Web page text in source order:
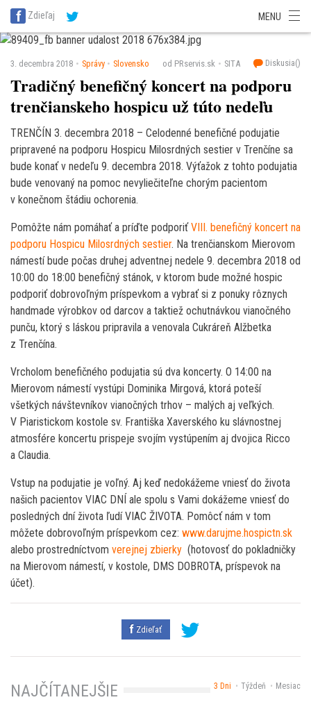
SITA Energetika
SITA Potravinárstvo
Zdieľaj MENU
3. decembra 2018 Správy Slovensko od PRservis.sk SITA Diskusia()
Tradičný benefičný koncert na podporu
trenčianskeho hospicu už túto nedeľu
TRENČÍN 3. decembra 2018 – Celodenné benefičné podujatie
pripravené na podporu Hospicu Milosrdných sestier v Trenčíne sa
bude konať v nedeľu 9. decembra 2018. Výťažok z tohto podujatia
bude venovaný na pomoc nevyliečiteľne chorým pacientom
v konečnom štádiu ochorenia.
Pomôžte nám pomáhať a príďte podporiťVIII. benefičný koncert na
podporu Hospicu Milosrdných sestier. Na trenčianskom Mierovom
námestí bude počas druhej adventnej nedele 9. decembra 2018 od
10:00 do 18:00 benefičný stánok, v ktorom bude možné hospic
podporiť dobrovoľným príspevkom a vybrať si z ponuky rôznych
handmade výrobkov od darcov a taktiež ochutnávkou vianočného
punču, ktorý s láskou pripravila a venovala Cukráreň Alžbetka
z Trenčína.
Vrcholom benefičného podujatia sú dva koncerty. O 14:00 na
Mierovom námestí vystúpi Dominika Mirgová, ktorá poteší
všetkých návštevníkov vianočných trhov – malých aj veľkých.
V Piaristickom kostole sv. Františka Xaverského ku slávnostnej
atmosfére koncertu prispeje svojím vystúpením aj dvojica Ricco
a Claudia.
Vstup na podujatie je voľný. Aj keď nedokážeme vniesť do života
našich pacientov VIAC DNÍ ale spolu s Vami dokážeme vniesť do
posledných dní života ľudí VIAC ŽIVOTA. Pomôcť nám v tom
môžete dobrovoľným príspevkom cez: www.darujme.hospictn.sk
alebo prostredníctvom verejnej zbierky (hotovosť do pokladničky
na Mierovom námestí, v kostole, DMS DOBROTA, príspevok na
účet).
Zdieľať
3 Dni Týždeň Mesiac
NAJČÍTANEJŠIE